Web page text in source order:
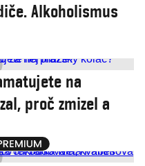
Alkoholismus
na
proč zmizel a